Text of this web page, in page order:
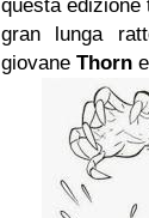
questa
gran lunga
giovane Thorn